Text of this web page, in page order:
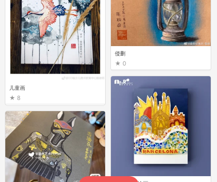
侵删
0
儿童画
8